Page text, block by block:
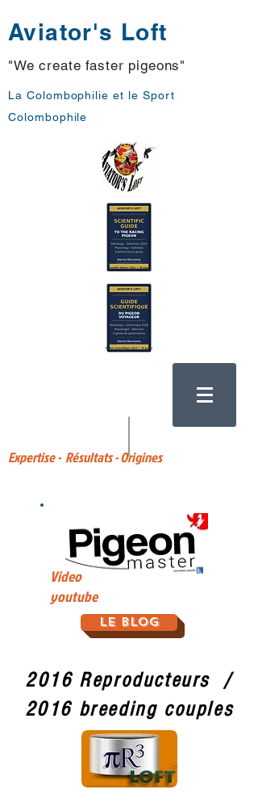
Aviator's Loft
"We create faster pigeons"
La Colombophilie et le Sport
Colombophile
Expertise - Résultats - Origines
Video
youtube
Le Blog
2016 Reproducteurs /
2016 breeding couples